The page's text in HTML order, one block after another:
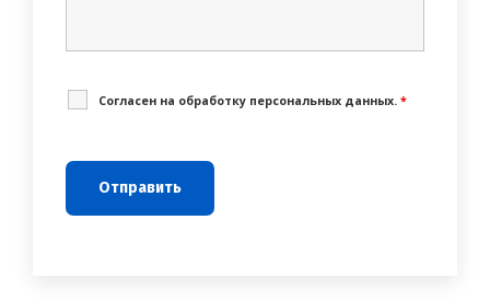
Cогласен на обработку персональных данных. *